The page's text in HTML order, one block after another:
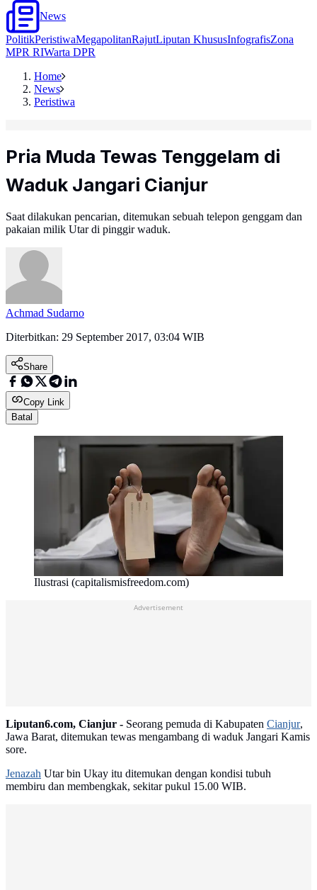
News
PolitikPeristiwaMegapolitanRajutLiputan KhususInfografisZona
MPR RIWarta DPR
Home
News
Peristiwa
Pria Muda Tewas Tenggelam di
Waduk Jangari Cianjur
Saat dilakukan pencarian, ditemukan sebuah telepon genggam dan
pakaian milik Utar di pinggir waduk.
Achmad Sudarno
Diterbitkan: 29 September 2017, 03:04 WIB
Share
Copy Link
Batal
Ilustrasi (capitalismisfreedom.com)
Advertisement
Liputan6.com, Cianjur - Seorang pemuda di Kabupaten Cianjur,
Jawa Barat, ditemukan tewas mengambang di waduk Jangari Kamis
sore.
Jenazah Utar bin Ukay itu ditemukan dengan kondisi tubuh
membiru dan membengkak, sekitar pukul 15.00 WIB.